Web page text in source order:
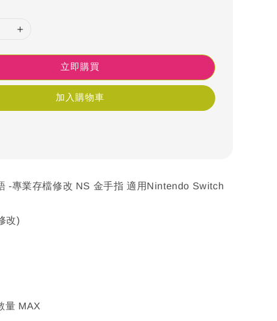
立即購買
加入購物車
-專業存檔修改 NS 金手指 適用Nintendo Switch
改)
量 MAX